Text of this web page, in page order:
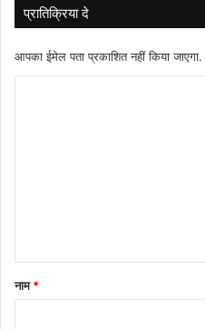
प्रातिक्रिया दे
आपका ईमेल पता प्रकाशित नहीं किया जाएगा.
नाम*